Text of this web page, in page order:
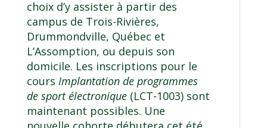
choix d’y assister à partir des
campus de Trois-Rivières,
Drummondville, Québec et
L’Assomption, ou depuis son
domicile. Les inscriptions pour le
cours Implantation de programmes
de sport électronique(LCT-1003) sont
maintenant possibles. Une